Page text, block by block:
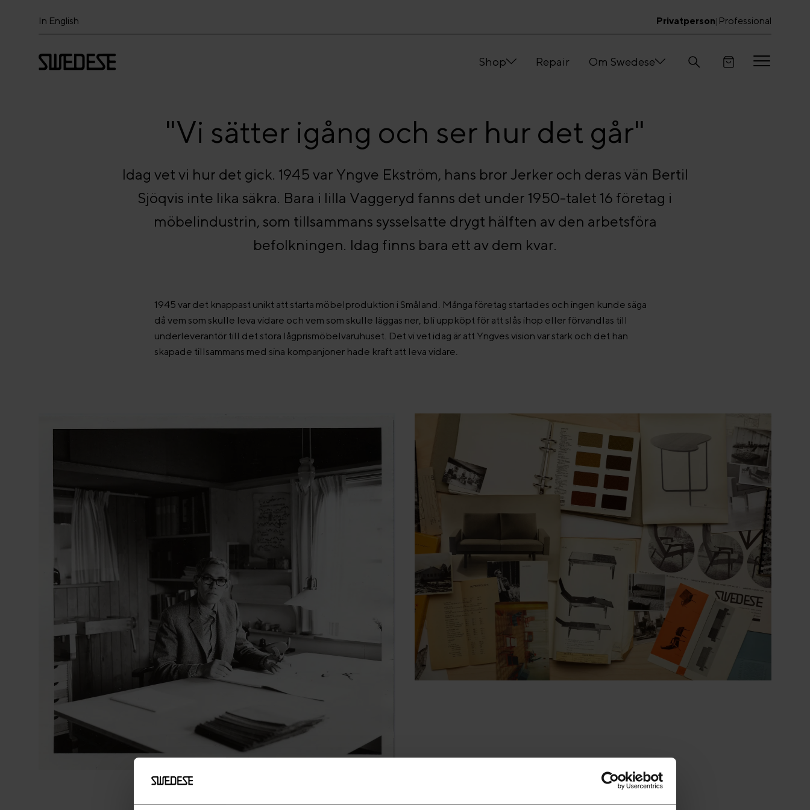
In English Privatperson| Professional
Shop Repair Om Swedese
"Vi sätter igång och ser hur det går"
Idag vet vi hur det gick. 1945 var Yngve Ekström, hans bror Jerker och deras vän Bertil
Sjöqvis inte lika säkra. Bara i lilla Vaggeryd fanns det under 1950-talet 16 företag i
möbelindustrin, som tillsammans sysselsatte drygt hälften av den arbetsföra
befolkningen. Idag finns bara ett av dem kvar.
1945 var det knappast unikt att starta möbelproduktion i Småland. Många företag startades och ingen kunde säga
då vem som skulle leva vidare och vem som skulle läggas ner, bli uppköpt för att slås ihop eller förvandlas till
underleverantör till det stora lågprismöbelvaruhuset. Det vi vet idag är att Yngves vision var stark och det han
skapade tillsammans med sina kompanjoner hade kraft att leva vidare.